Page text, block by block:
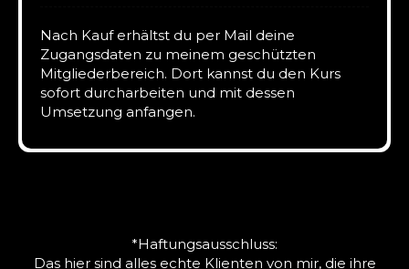
Nach Kauf erhältst du per Mail deine
Zugangsdaten zu meinem geschützten
Mitgliederbereich. Dort kannst du den Kurs
sofort durcharbeiten und mit dessen
Umsetzung anfangen.
*Haftungsausschluss:
Das hier sind alles echte Klienten von mir, die ihre